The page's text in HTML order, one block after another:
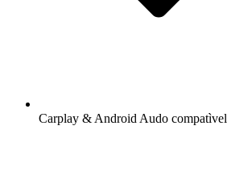
Carplay & Android Audo compatìvel